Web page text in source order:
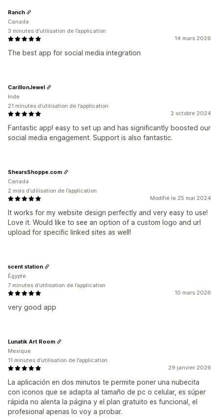
14 mars 2026
The best app for social media integration
Ranch
Canada
3 minutes d’utilisation de l’application
2 octobre 2024
Fantastic app! easy to set up and has significantly boosted our
social media engagement. Support is also fantastic.
CarillonJewel
Inde
21 minutes d’utilisation de l’application
Modifié le 25 mai 2024
It works for my website design perfectly and very easy to use!
Love it. Would like to see an option of a custom logo and url
upload for specific linked sites as well!
ShearsShoppe.com
Canada
2 mois d’utilisation de l’application
10 mars 2026
very good app
scent station
Égypte
7 minutes d’utilisation de l’application
29 janvier 2026
La aplicación en dos minutos te permite poner una nubecita
con iconos que se adapta al tamaño de pc o celular, es súper
rápida no alenta la página y el plan gratuito es funcional, el
profesional apenas lo voy a probar.
Lunatik Art Room
Mexique
11 minutes d’utilisation de l’application